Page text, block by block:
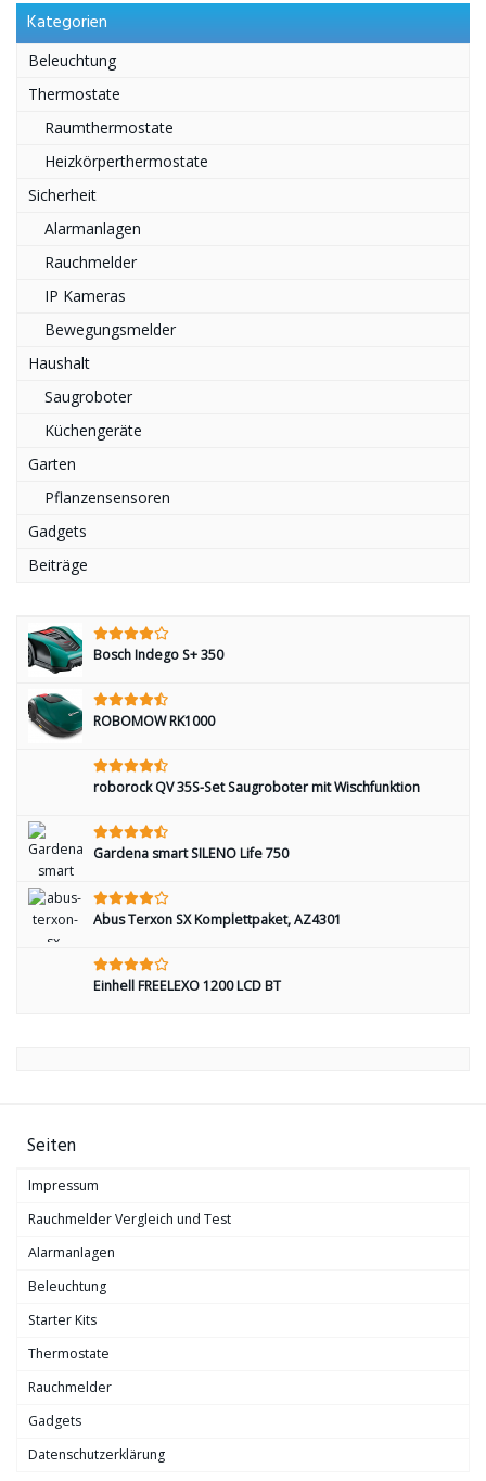
Kategorien
Beleuchtung
Thermostate
Raumthermostate
Heizkörperthermostate
Sicherheit
Alarmanlagen
Rauchmelder
IP Kameras
Bewegungsmelder
Haushalt
Saugroboter
Küchengeräte
Garten
Pflanzensensoren
Gadgets
Beiträge
Bosch Indego S+ 350
ROBOMOW RK1000
roborock QV 35S-Set Saugroboter mit Wischfunktion
Gardena smart SILENO Life 750
Abus Terxon SX Komplettpaket, AZ4301
Einhell FREELEXO 1200 LCD BT
Seiten
Impressum
Rauchmelder Vergleich und Test
Alarmanlagen
Beleuchtung
Starter Kits
Thermostate
Rauchmelder
Gadgets
Datenschutzerklärung